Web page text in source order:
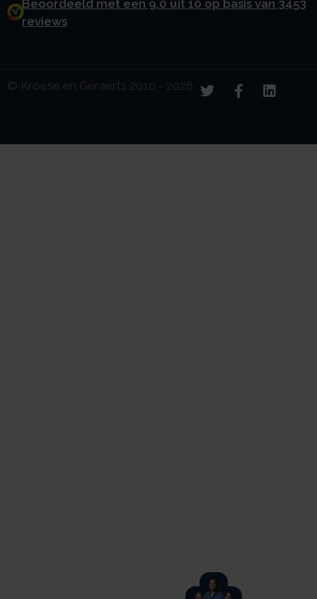
Beoordeeld met een 9.0 uit 10 op basis van 3453
reviews
© Kroese en Geraerts 2010 - 2026